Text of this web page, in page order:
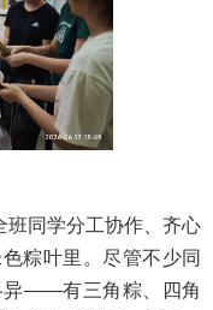
班同学分工协作、齐心
粽叶里。尽管不少同
异——有三角粽、四角